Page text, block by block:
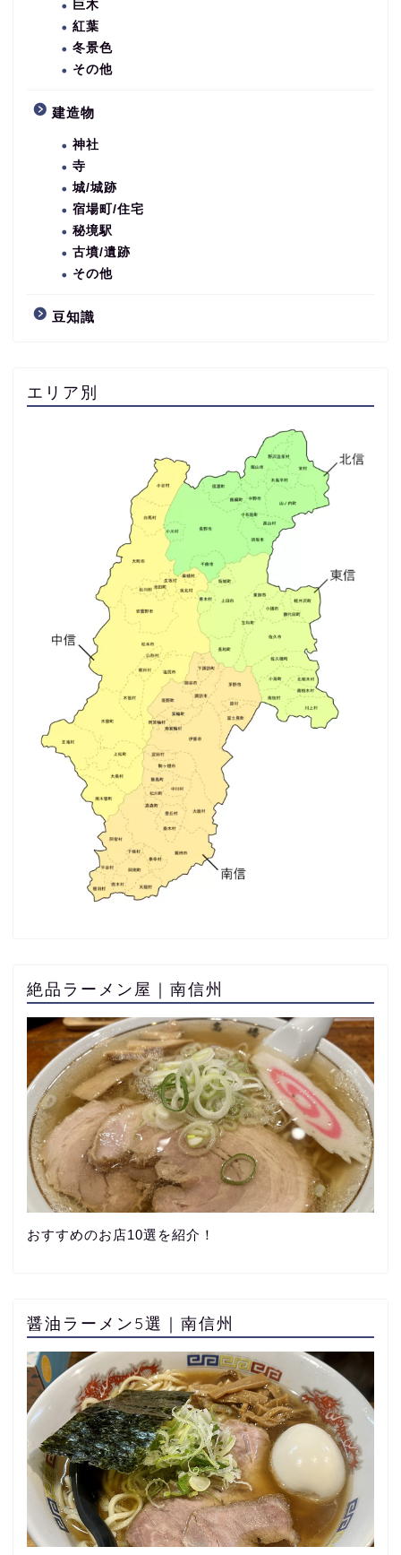
巨木
紅葉
冬景色
その他
建造物
神社
寺
城/城跡
宿場町/住宅
秘境駅
古墳/遺跡
その他
豆知識
エリア別
絶品ラーメン屋｜南信州
おすすめのお店10選を紹介！
醤油ラーメン5選｜南信州